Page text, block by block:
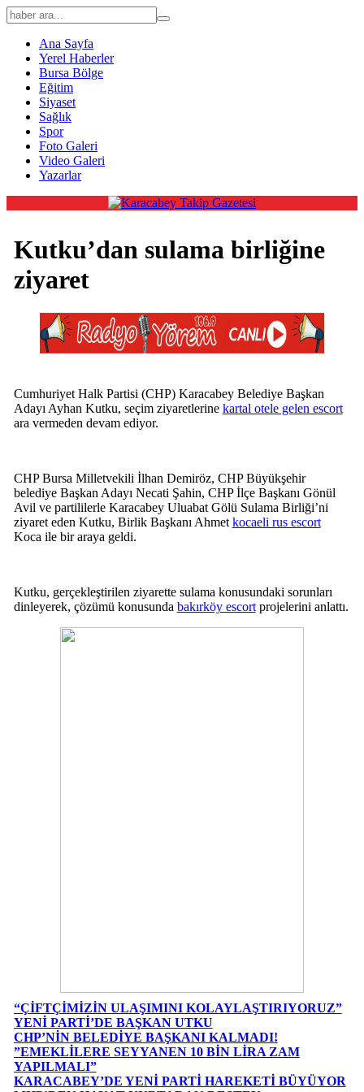
Ana Sayfa
Yerel Haberler
Bursa Bölge
Eğitim
Siyaset
Sağlık
Spor
Foto Galeri
Video Galeri
Yazarlar
Kutku’dan sulama birliğine
ziyaret
Cumhuriyet Halk Partisi (CHP) Karacabey Belediye Başkan
Adayı Ayhan Kutku, seçim ziyaretlerine kartal otele gelen escort
ara vermeden devam ediyor.
CHP Bursa Milletvekili İlhan Demiröz, CHP Büyükşehir
belediye Başkan Adayı Necati Şahin, CHP İlçe Başkanı Gönül
Avil ve partililerle Karacabey Uluabat Gölü Sulama Birliği’ni
ziyaret eden Kutku, Birlik Başkanı Ahmet kocaeli rus escort
Koca ile bir araya geldi.
Kutku, gerçekleştirilen ziyarette sulama konusundaki sorunları
dinleyerek, çözümü konusunda bakırköy escortprojelerini anlattı.
“ÇİFTÇİMİZİN ULAŞIMINI KOLAYLAŞTIRIYORUZ”
YENİ PARTİ’DE BAŞKAN UTKU
CHP’NİN BELEDİYE BAŞKANI KALMADI!
”EMEKLİLERE SEYYANEN 10 BİN LİRA ZAM
YAPILMALI”
KARACABEY’DE YENİ PARTİ HAREKETİ BÜYÜYOR